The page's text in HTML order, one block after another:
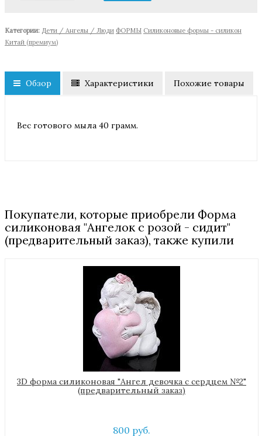
Категории: Дети / Ангелы / Люди ФОРМЫ Cиликоновые формы - силикон
Китай (премиум)
Обзор Характеристики Похожие товары
Вес готового мыла 40 грамм.
Покупатели, которые приобрели Форма
силиконовая "Ангелок с розой - сидит"
(предварительный заказ), также купили
3D форма силиконовая "Ангел девочка с сердцем №2"
(предварительный заказ)
800 руб.